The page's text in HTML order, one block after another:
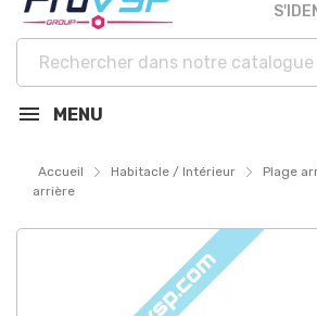
MENU
Accueil Habitacle / Intérieur Plage
arrière